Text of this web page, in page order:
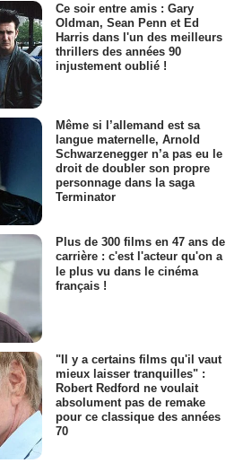
Ce soir entre amis : Gary
Oldman, Sean Penn et Ed
Harris dans l'un des meilleurs
thrillers des années 90
injustement oublié !
Même si l’allemand est sa
langue maternelle, Arnold
Schwarzenegger n’a pas eu le
droit de doubler son propre
personnage dans la saga
Terminator
Plus de 300 films en 47 ans de
carrière : c'est l'acteur qu'on a
le plus vu dans le cinéma
français !
"Il y a certains films qu'il vaut
mieux laisser tranquilles" :
Robert Redford ne voulait
absolument pas de remake
pour ce classique des années
70